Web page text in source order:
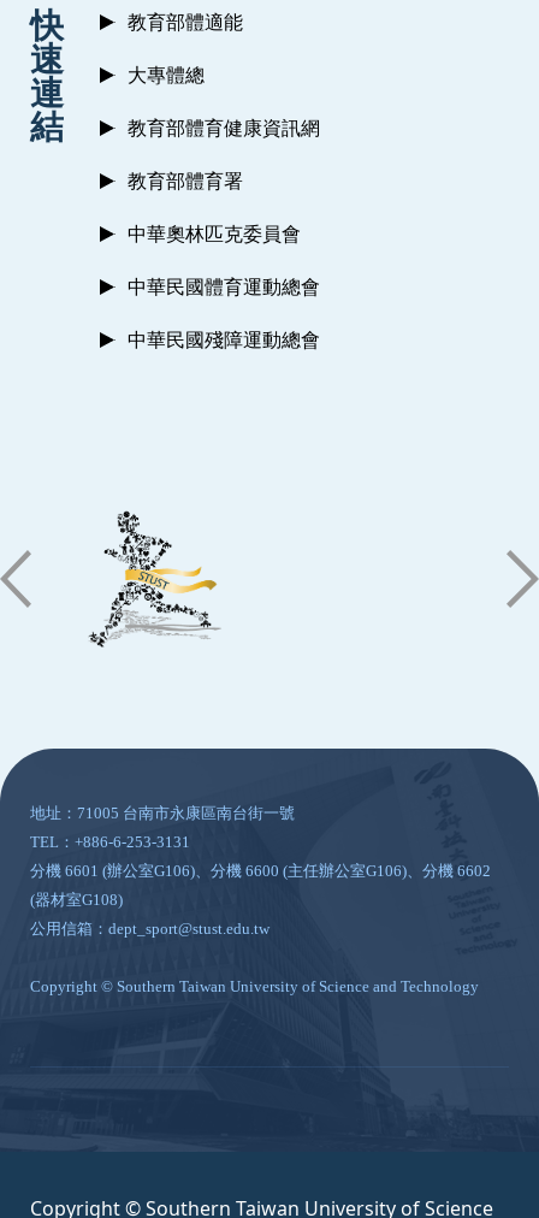
快
速
連
結
教育部體適能
大專體總
教育部體育健康資訊網
教育部體育署
中華奧林匹克委員會
中華民國體育運動總會
中華民國殘障運動總會
地址：71005 台南市永康區南台街一號
TEL：+886-6-253-3131
分機 6601 (辦公室G106)、分機 6600 (主任辦公室G106)、分機 6602
(器材室G108)
公用信箱：dept_sport@stust.edu.tw
Copyright © Southern Taiwan University of Science and Technology
Copyright © Southern Taiwan University of Science